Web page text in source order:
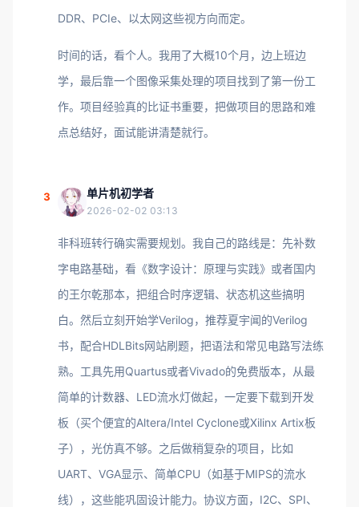
DDR、PCIe、以太网这些视方向而定。
时间的话，看个人。我用了大概10个月，边上班边
学，最后靠一个图像采集处理的项目找到了第一份工
作。项目经验真的比证书重要，把做项目的思路和难
点总结好，面试能讲清楚就行。
3 单片机初学者
2026-02-02 03:13
非科班转行确实需要规划。我自己的路线是：先补数
字电路基础，看《数字设计：原理与实践》或者国内
的王尔乾那本，把组合时序逻辑、状态机这些搞明
白。然后立刻开始学Verilog，推荐夏宇闻的Verilog
书，配合HDLBits网站刷题，把语法和常见电路写法练
熟。工具先用Quartus或者Vivado的免费版本，从最
简单的计数器、LED流水灯做起，一定要下载到开发
板（买个便宜的Altera/Intel Cyclone或Xilinx Artix板
子），光仿真不够。之后做稍复杂的项目，比如
UART、VGA显示、简单CPU（如基于MIPS的流水
线），这些能巩固设计能力。协议方面，I2C、SPI、